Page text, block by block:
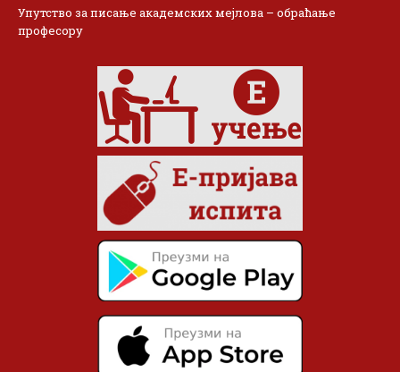
Упутство за писање академских мејлова – обраћање
професору